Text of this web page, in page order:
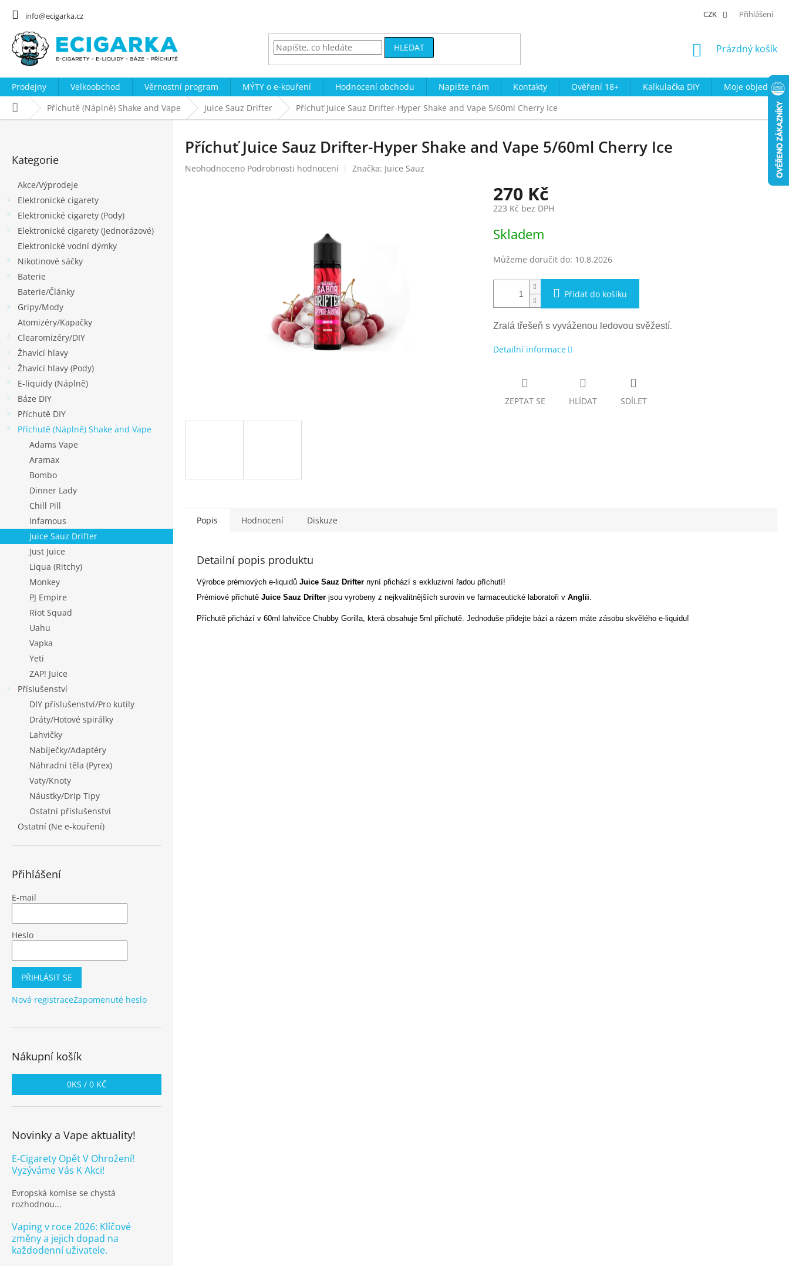
info@ecigarka.cz CZK Přihlášení
HLEDAT
NÁKUPNÍ
Prázdný košík
Prodejny Velkoobchod Věrnostní program MÝTY o e-kouření Hodnocení obchodu Napište nám Kontakty Ověření 18+ Kalkulačka DIY
Moje
Domů Příchutě (Náplně) Shake and Vape Juice Sauz Drifter Příchuť Juice Sauz Drifter-Hyper Shake and Vape 5/60ml Cherry Ice
kategorie
Kategorie
Akce/Výprodeje
Elektronické cigarety
Elektronické cigarety (Pody)
Elektronické cigarety (Jednorázové)
Elektronické vodní dýmky
Nikotinové sáčky
Baterie
Baterie/Články
Gripy/Mody
Atomizéry/Kapačky
Clearomizéry/DIY
Žhavící hlavy
Žhavící hlavy (Pody)
E-liquidy (Náplně)
Báze DIY
Příchutě DIY
Příchutě (Náplně) Shake and Vape
Adams Vape
Aramax
Bombo
Dinner Lady
Chill Pill
Infamous
Juice Sauz Drifter
Just Juice
Liqua (Ritchy)
Monkey
PJ Empire
Riot Squad
Uahu
Vapka
Yeti
ZAP! Juice
Příslušenství
DIY příslušenství/Pro kutily
Dráty/Hotové spirálky
Lahvičky
Nabíječky/Adaptéry
Náhradní těla (Pyrex)
Vaty/Knoty
Náustky/Drip Tipy
Ostatní příslušenství
Ostatní (Ne e-kouření)
Přihlášení
E-mail
Heslo
PŘIHLÁSIT SE
Nová registraceZapomenuté heslo
Nákupní košík
0KS / 0 KČ
Novinky a Vape aktuality!
E-Cigarety Opět V Ohrožení!
Vyzýváme Vás K Akci!
Evropská komise se chystá
rozhodnou...
Vaping v roce 2026: Klíčové
změny a jejich dopad na
každodenní uživatele.
Příchuť Juice Sauz Drifter-Hyper Shake and Vape 5/60ml Cherry Ice
Průměrné
Neohodnoceno Podrobnosti hodnocení Značka: Juice Sauz
270 Kč
223 Kč bez DPH
cena:
Skladem
Můžeme doručit do: 10.8.2026
Přidat do košíku
Zralá třešeň s vyváženou ledovou svěžestí.
Detailní informace
ZEPTAT SE HLÍDAT SDÍLET
Popis Hodnocení Diskuze
Detailní popis produktu
Výrobce prémiových e-liquidů Juice Sauz Drifter nyní přichází s exkluzivní řadou příchutí!
Prémiové příchutě Juice Sauz Drifter jsou vyrobeny z nejkvalitnějších surovin ve farmaceutické laboratoři v Anglii
Příchutě přichází v 60ml lahvičce Chubby Gorilla, která obsahuje 5ml příchutě. Jednoduše přidejte bázi a rázem máte zásobu skvělého e-liquidu!